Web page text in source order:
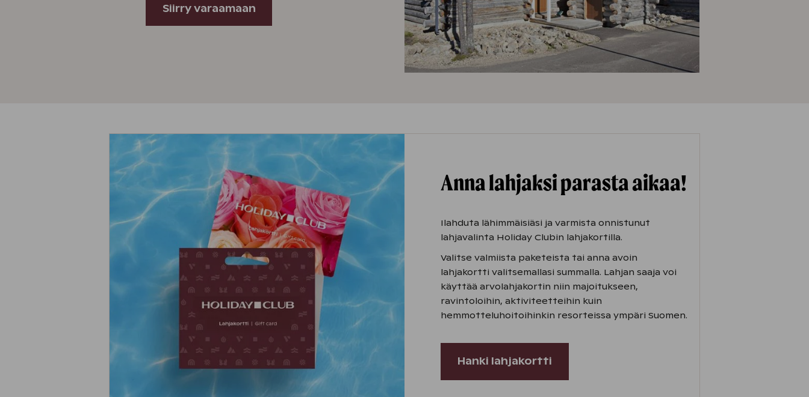
Siirry varaamaan
Anna lahjaksi parasta aikaa!
Ilahduta lähimmäisiäsi ja varmista onnistunut
lahjavalinta Holiday Clubin lahjakortilla.
Valitse valmiista paketeista tai anna avoin
lahjakortti valitsemallasi summalla. Lahjan saaja voi
käyttää arvolahjakortin niin majoitukseen,
ravintoloihin, aktiviteetteihin kuin
hemmotteluhoitoihinkin resorteissa ympäri Suomen.
Hanki lahjakortti